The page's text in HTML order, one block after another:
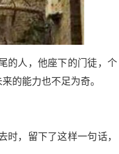
的人，他座下的门徒，个
的能力也不足为奇。
，留下了这样一句话，